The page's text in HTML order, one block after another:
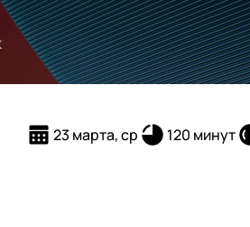
23 марта, ср 120 минут